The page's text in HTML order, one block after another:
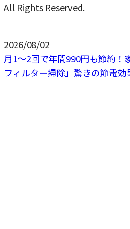
All Rights Reserved.
2026/08/02
月1〜2回で年間990円も節約！
フィルター掃除」驚きの節電効